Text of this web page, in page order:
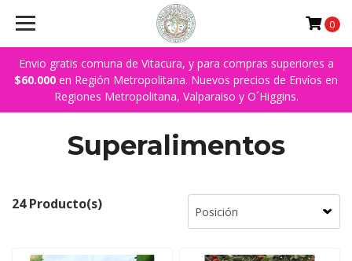
Envio gratis comuna de Vitacura, y para compras superiores a
$60.000 en Región Metropolitana. Nuevos precios de Envíos en
Regiones Metropolitana, Valparaiso y O´Higgins.
0
Superalimentos
24 Producto(s)